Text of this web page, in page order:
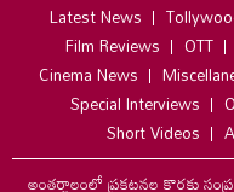
Latest News
Film Reviews
OTT
Cinema News
Special Interviews
Short Videos
అంతర్జాలంలో ప్రకటనల కొరకు